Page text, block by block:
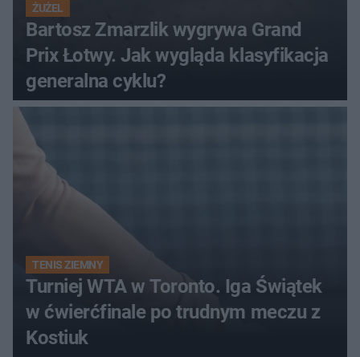
ŻUŻEL
Bartosz Zmarzlik wygrywa Grand
Prix Łotwy. Jak wygląda klasyfikacja
generalna cyklu?
TENIS ZIEMNY
Turniej WTA w Toronto. Iga Świątek
w ćwierćfinale po trudnym meczu z
Kostiuk